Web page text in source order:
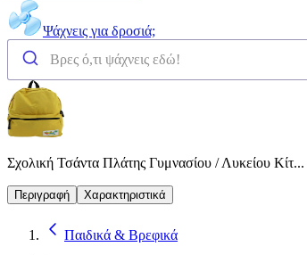
Ψάχνεις για δροσιά;
Σχολική Τσάντα Πλάτης Γυμνασίου / Λυκείου Κίτ...
Περιγραφή Χαρακτηριστικά
Παιδικά & Βρεφικά